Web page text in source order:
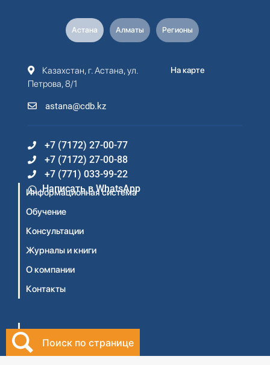
Поиск по странице
Астана Алматы Регионы
Казахстан, г. Астана, ул.
Петрова, 8/1
astana@cdb.kz
На карте
+7 (7172) 27-00-77
+7 (7172) 27-00-88
+7 (771) 033-99-22
Написать в WhatsApp
Информационная система
Обучение
Консультации
Журналы и книги
О компании
Контакты
Формы
Правовая база